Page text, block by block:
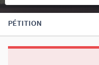
PÉTITION